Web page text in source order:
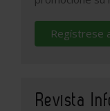
Regístrese
Revista